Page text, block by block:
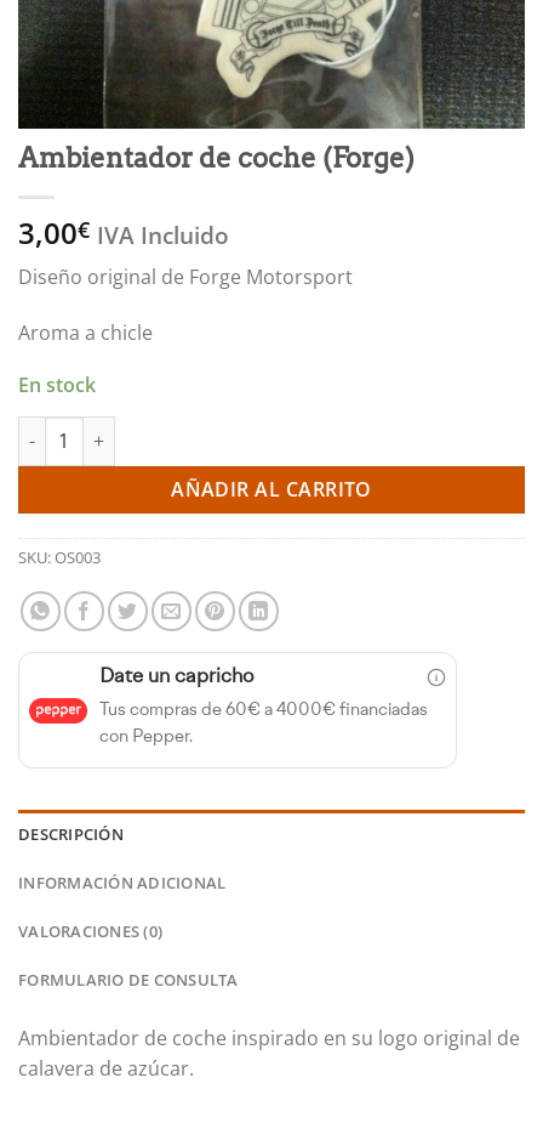
Ambientador de coche (Forge)
3,00€ IVA Incluido
Diseño original de Forge Motorsport
Aroma a chicle
En stock
Ambientador de coche (Forge) cantidad
AÑADIR AL CARRITO
SKU:OS003
Date un capricho
Tus compras de 60€ a 4000€ financiadas
con Pepper.
DESCRIPCIÓN
INFORMACIÓN ADICIONAL
VALORACIONES (0)
FORMULARIO DE CONSULTA
Ambientador de coche inspirado en su logo original de
calavera de azúcar.